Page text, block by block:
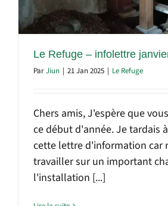
Le Refuge – infolettre
ParJiun | 21 Jan 2025 | Le Refuge
Chers amis, J'espère que
ce début d'année. Je tardais
cette lettre d'information car
travailler sur un important
l'installation [...]